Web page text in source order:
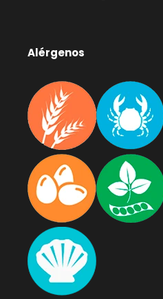
Alérgenos